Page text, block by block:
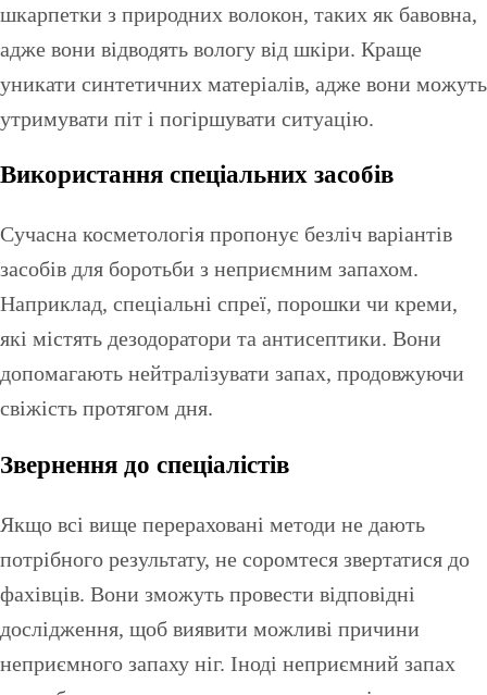
шкарпетки з природних волокон, таких як бавовна,
адже вони відводять вологу від шкіри. Краще
уникати синтетичних матеріалів, адже вони можуть
утримувати піт і погіршувати ситуацію.
Використання спеціальних засобів
Сучасна косметологія пропонує безліч варіантів
засобів для боротьби з неприємним запахом.
Наприклад, спеціальні спреї, порошки чи креми,
які містять дезодоратори та антисептики. Вони
допомагають нейтралізувати запах, продовжуючи
свіжість протягом дня.
Звернення до спеціалістів
Якщо всі вище перераховані методи не дають
потрібного результату, не соромтеся звертатися до
фахівців. Вони зможуть провести відповідні
дослідження, щоб виявити можливі причини
неприємного запаху ніг. Іноді неприємний запах